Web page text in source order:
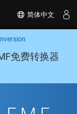
简体中文
免费转换器